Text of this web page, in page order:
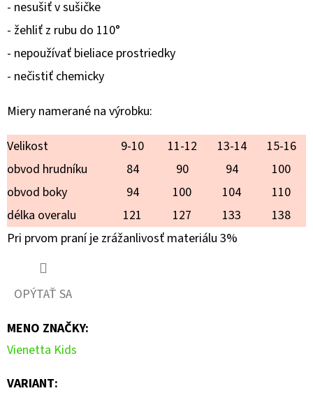
- nesušiť v sušičke
- žehliť z rubu do 110°
- nepoužívať bieliace prostriedky
- nečistiť chemicky
Miery namerané na výrobku:
Velikost
9-10 11-12 13-14
15-16
obvod hrudníku
84 90 94
100
obvod boky
94 100 104
110
délka overalu
121 127 133
138
Pri prvom praní je zrážanlivosť materiálu 3%
OPÝTAŤ SA
MENO ZNAČKY:
Vienetta Kids
VARIANT:
€25,90